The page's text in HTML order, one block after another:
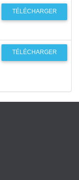
TÉLÉCHARGER
TÉLÉCHARGER